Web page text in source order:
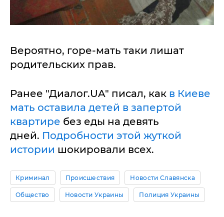
Вероятно, горе-мать таки лишат
родительских прав.
Ранее "Диалог.UA" писал, как в Киеве
мать оставила детей в запертой
квартире без еды на девять
дней. Подробности этой жуткой
истории шокировали всех.
Криминал Происшествия Новости Славянска
Общество Новости Украины Полиция Украины